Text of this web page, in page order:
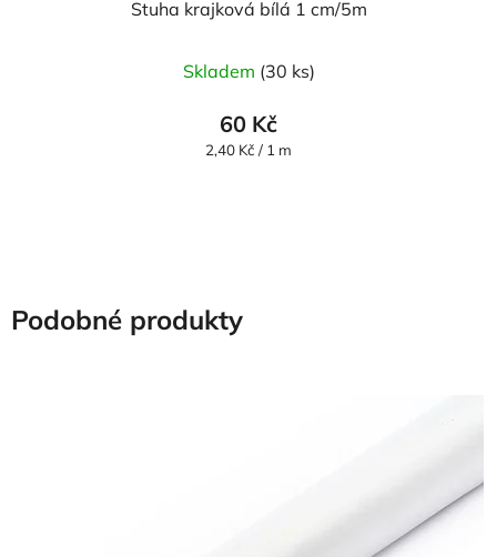
Stuha krajková bílá 1 cm/5m
Skladem (30 ks)
60 Kč
Měrná
2,40 Kč / 1 m
Podobné produkty